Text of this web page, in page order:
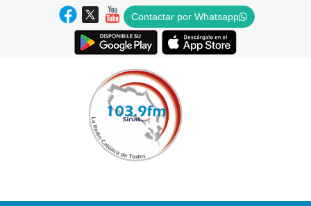
Contactar por Whatsapp